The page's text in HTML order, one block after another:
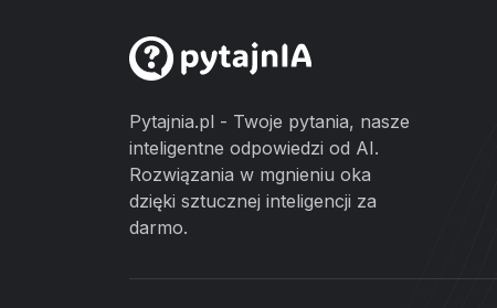
Pytajnia.pl - Twoje pytania, nasze
inteligentne odpowiedzi od AI.
Rozwiązania w mgnieniu oka
dzięki sztucznej inteligencji za
darmo.